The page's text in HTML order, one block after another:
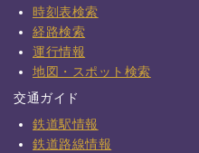
時刻表検索
経路検索
運行情報
地図・スポット検索
交通ガイド
鉄道駅情報
鉄道路線情報